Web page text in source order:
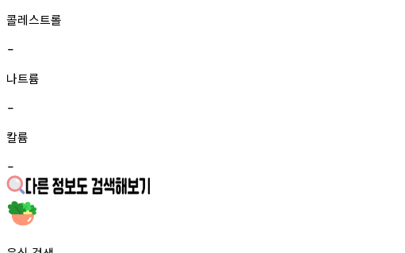
콜레스트롤
-
나트륨
-
칼륨
-